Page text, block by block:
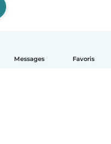
Messages Favoris